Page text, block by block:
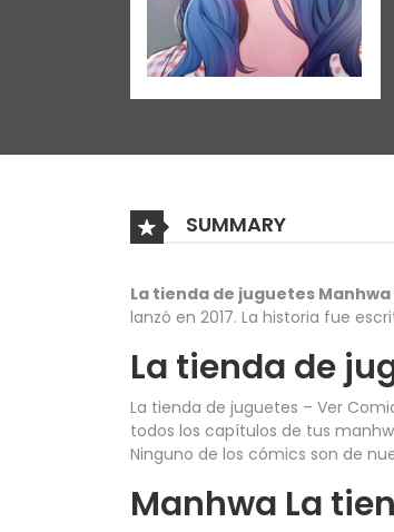
SUMMARY
La tienda de juguetes Manhwa
lanzó en 2017. La historia fue
La tienda de
La tienda de juguetes – Ver
todos los capítulos de tus
Ninguno de los cómics son de
Manhwa La